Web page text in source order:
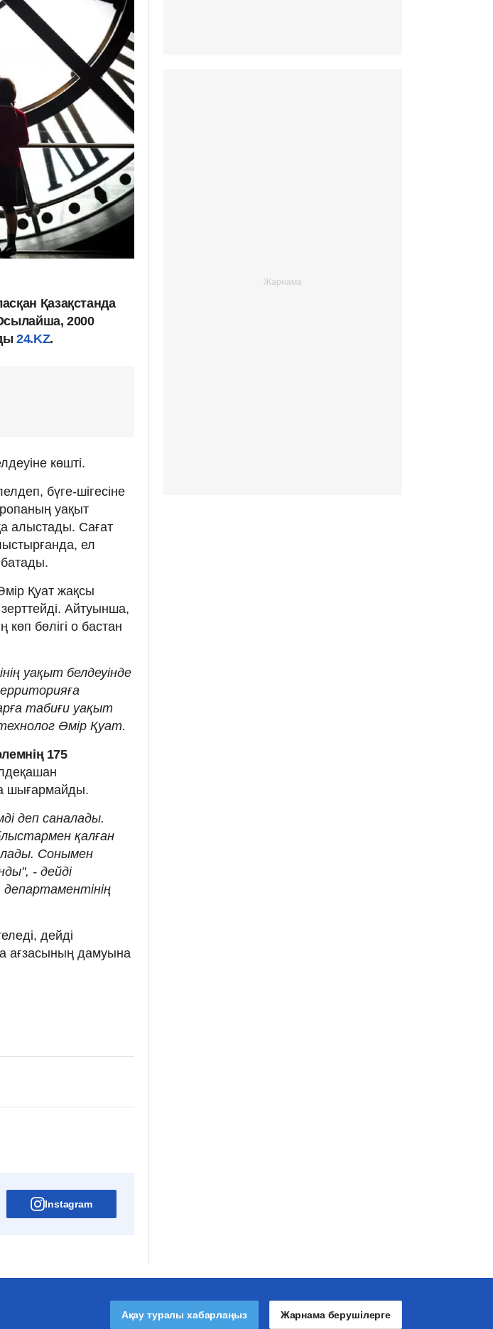
Қазақстанда
2000
24.KZ.
көшті.
бүге-шігесіне
уақыт
алыстады. Сағат
ел
Қуат жақсы
Айтуынша,
бөлігі о бастан
уақыт белдеуінде
табиғи уақыт
Әмір Қуат.
175
шығармайды.
деп саналады.
қалған
Сонымен
- дейді
дейді
ағзасының дамуына
Instagram
Ақау туралы хабарлаңыз Жарнама берушілерге